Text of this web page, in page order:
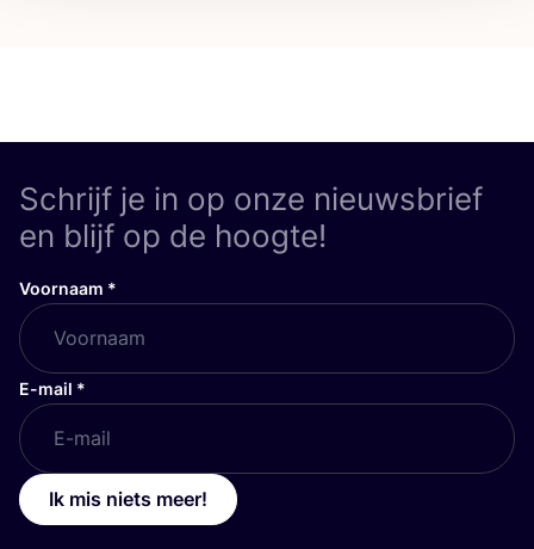
Schrijf je in op onze nieuwsbrief
en blijf op de hoogte!
Voornaam *
E-mail *
Ik mis niets meer!